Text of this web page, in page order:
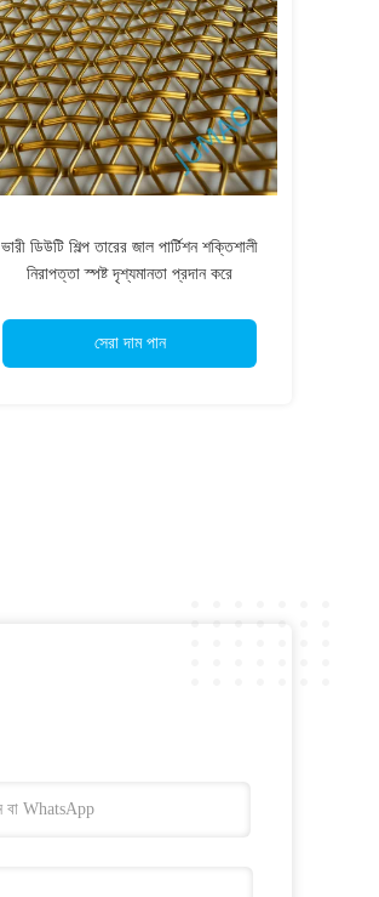
ভারী ডিউটি শিল্প তারের জাল পার্টিশন শক্তিশালী
নিরাপত্তা স্পষ্ট দৃশ্যমানতা প্রদান করে
সেরা দাম পান